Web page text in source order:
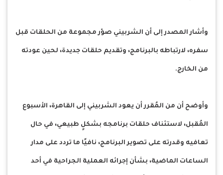
وأشار المصدر إلى أن الشربيني صوّر مجموعة من الحلقات قبل
سفره، لارتباطه بالبرنامج، وتقديم حلقات جديدة، لحين عودته
من الخارج.
وأوضح أن من المُقرر أن يعود الشربيني إلى القاهرة، الأسبوع
المُقبل، لاستئناف حلقات برنامجه بشكلٍ طبيعي، في حال
تعافيه وقدرته على تصوير البرنامج، نافيًا ما تردد على مدار
الساعات الماضية، بشأن إجرائه العملية الجراحية في أحد